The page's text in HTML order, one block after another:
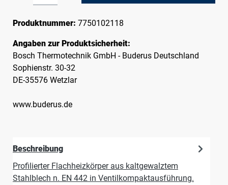
Produktnummer: 7750102118
Angaben zur Produktsicherheit:
Bosch Thermotechnik GmbH - Buderus Deutschland
Sophienstr. 30-32
DE-35576 Wetzlar
www.buderus.de
Beschreibung
Profilierter Flachheizkörper aus kaltgewalztem
Stahlblech n. EN 442 in Ventilkompaktausführung.